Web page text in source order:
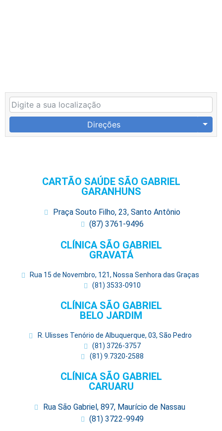
Direções
CARTÃO SAÚDE SÃO GABRIEL
GARANHUNS
Praça Souto Filho, 23, Santo Antônio
(87) 3761-9496
CLÍNICA SÃO GABRIEL
GRAVATÁ
Rua 15 de Novembro, 121, Nossa Senhora das Graças
(81) 3533-0910
CLÍNICA SÃO GABRIEL
BELO JARDIM
R. Ulisses Tenório de Albuquerque, 03, São Pedro
(81) 3726-3757
(81) 9.7320-2588
CLÍNICA SÃO GABRIEL
CARUARU
Rua São Gabriel, 897, Maurício de Nassau
(81) 3722-9949